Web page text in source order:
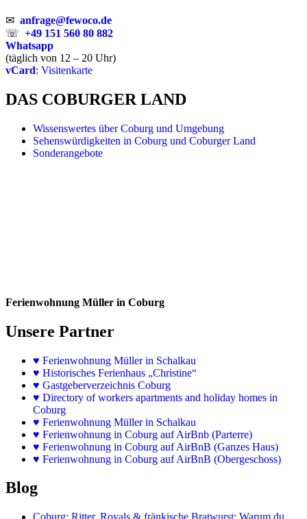
✉ anfrage@fewoco.de
☏ +49 151 560 80 882
Whatsapp
(täglich von 12 – 20 Uhr)
vCard: Visitenkarte
DAS COBURGER LAND
Wissenswertes über Coburg und Umgebung
Sehenswürdigkeiten in Coburg und Coburger Land
Sonderangebote
Ferienwohnung Müller in Coburg
Unsere Partner
♥ Ferienwohnung Müller in Schalkau
♥ Historisches Ferienhaus „Christine“
♥ Gastgeberverzeichnis Coburg
♥ Directory of workers apartments and holiday homes in
Coburg
♥ Ferienwohnung Müller in Schalkau
♥ Ferienwohnung in Coburg auf AirBnb (Parterre)
♥ Ferienwohnung in Coburg auf AirBnB (Ganzes Haus)
♥ Ferienwohnung in Coburg auf AirBnB (Obergeschoss)
Blog